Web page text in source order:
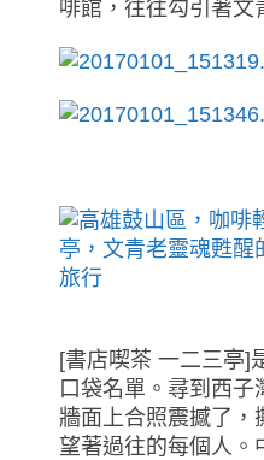
啡館，往往勾引著文
[書店喫茶 一二三亭]
口袋名單。尋到西子
牆面上合照震撼了，
望著過往的每個人。